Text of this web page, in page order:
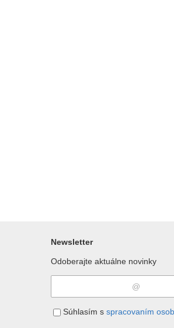
Newsletter
Odoberajte aktuálne novinky
Súhlasím s spracovaním